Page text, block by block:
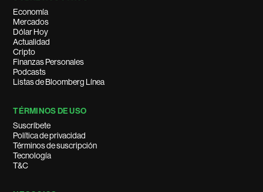
Economía
Mercados
Dólar Hoy
Actualidad
Cripto
Finanzas Personales
Podcasts
Listas de Bloomberg Línea
TÉRMINOS DE USO
Suscríbete
Política de privacidad
Términos de suscripción
Tecnología
T&C